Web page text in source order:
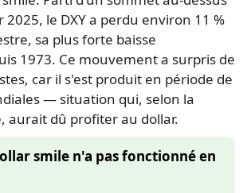
2025, le DXY a perdu environ 11 %
sa plus forte baisse
1973. Ce mouvement a surpris de
car il s'est produit en période de
— situation qui, selon la
aurait dû profiter au dollar.
smile n'a pas fonctionné en